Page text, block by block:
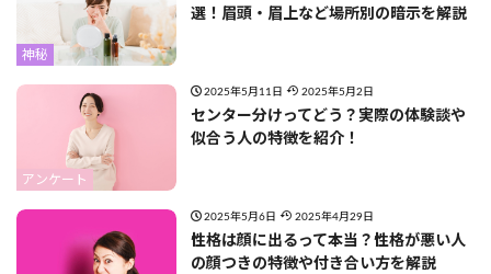
神秘
選！眉頭・眉上など場所別の暗示を解説
アンケート
2025年5月11日 2025年5月2日
センター分けってどう？実際の体験談や
似合う人の特徴を紹介！
2025年5月6日 2025年4月29日
性格は顔に出るって本当？性格が悪い人
の顔つきの特徴や付き合い方を解説